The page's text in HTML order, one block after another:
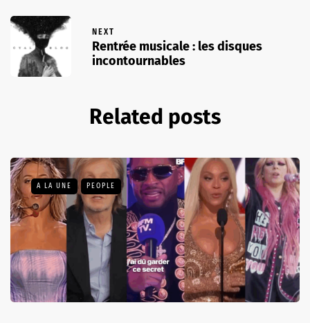
NEXT
Rentrée musicale : les disques
incontournables
Related posts
A LA UNE PEOPLE